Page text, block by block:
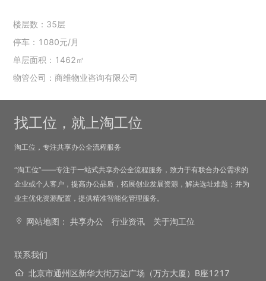
楼层数：35层
停车：1080元/月
单层面积：1462㎡
物管公司：商维物业咨询有限公司
找工位，就上淘工位
淘工位，专注共享办公全流程服务
“淘工位”——专注于一站式共享办公全流程服务，致力于有联合办公需求的
企业或个人客户，提高办公品质，拓展创业发展资源，解决选址难题；并为
业主优化资源配置，提供精准智能化管理服务。
网站地图： 共享办公 行业资讯 关于淘工位
联系我们
北京市通州区新华大街万达广场（万方大厦）B座1217